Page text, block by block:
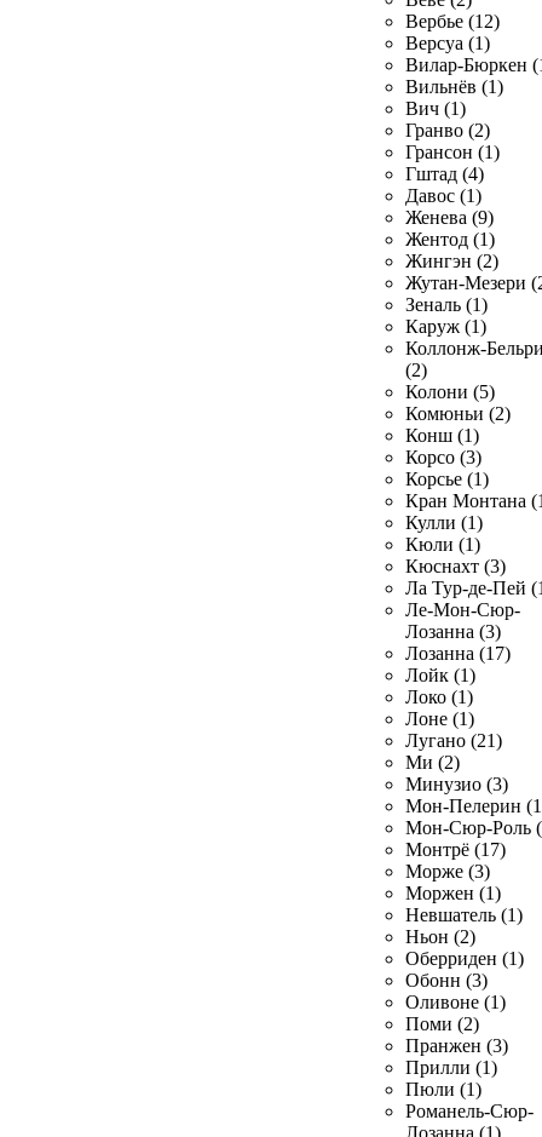
Вербье (12)
Версуа (1)
Вилар-Бюркен
Вильнёв (1)
Вич (1)
Гранво (2)
Грансон (1)
Гштад (4)
Давос (1)
Женева (9)
Жентод (1)
Жингэн (2)
Жутан-Мезери
Зеналь (1)
Каруж (1)
Коллонж-
(2)
Колони (5)
Комюньи (2)
Конш (1)
Корсо (3)
Корсье (1)
Кран Монтана
Кулли (1)
Кюли (1)
Кюснахт (3)
Ла Тур-де-Пей
Ле-Мон-Сюр-
Лозанна (3)
Лозанна (17)
Лойк (1)
Локо (1)
Лоне (1)
Лугано (21)
Ми (2)
Минузио (3)
Мон-Пелерин
Мон-Сюр-Роль
Монтрё (17)
Морже (3)
Моржен (1)
Невшатель (1)
Ньон (2)
Оберриден (1)
Обонн (3)
Оливоне (1)
Поми (2)
Пранжен (3)
Прилли (1)
Пюли (1)
Романель-Сюр-
Лозанна (1)